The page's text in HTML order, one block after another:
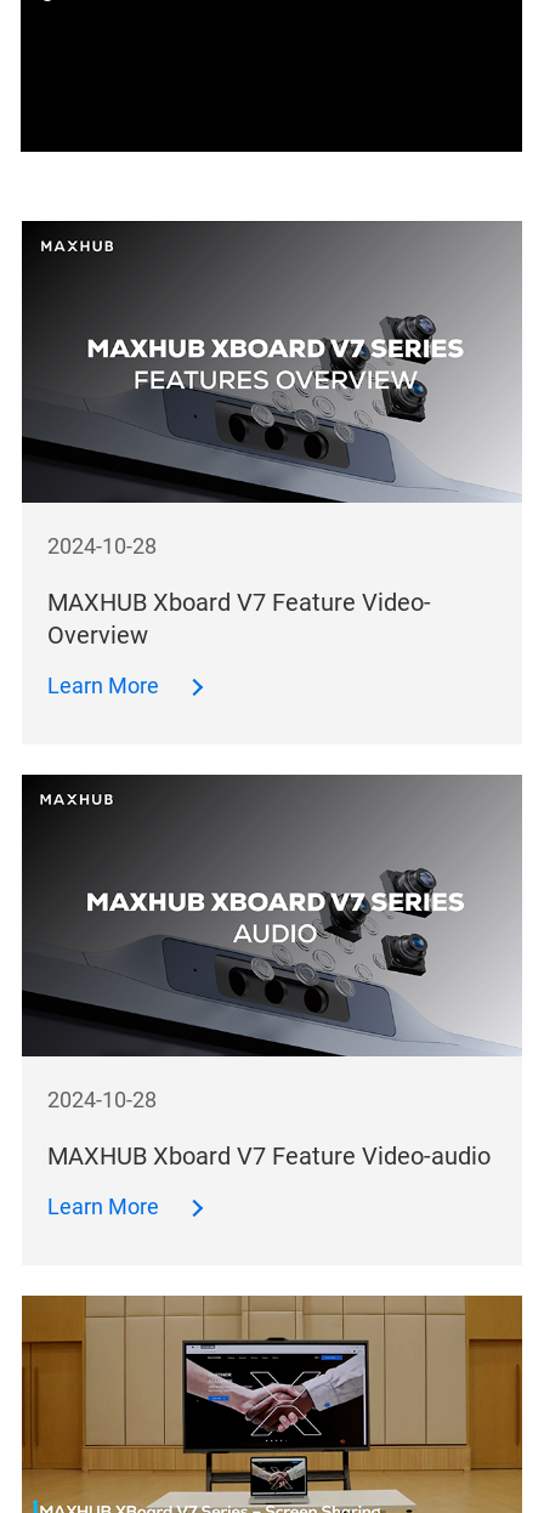
2024-10-28
MAXHUB Xboard V7 Feature Video-
Overview
Learn More
2024-10-28
MAXHUB Xboard V7 Feature Video-audio
Learn More